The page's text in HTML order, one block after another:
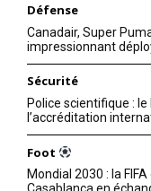
Défense
Canadair, Super
impressionnant
Sécurité
Police scientifique :
l’accréditation
Foot
Mondial 2030 : la